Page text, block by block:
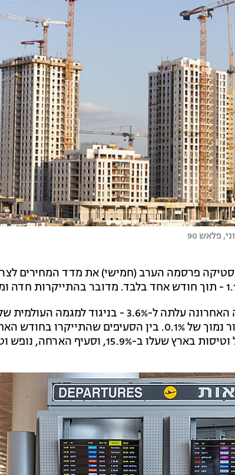
פלאש 90
פרסמה הערב (חמישי) את מדד המחירים
כמו כן, האינפלציה בשנה האחרונה עלתה ל-3.6% -
מחירי הדירות עלו בשיעור נמוך של 0.1%. בין הסעיפים
וסעיף הארחה, נופש וטיולים שעלה ב-8%.